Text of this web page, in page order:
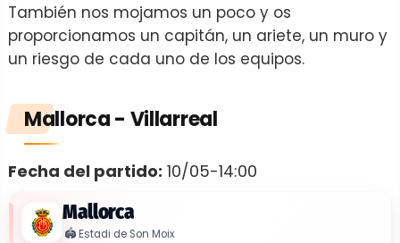
También nos mojamos un poco y os
proporcionamos un capitán, un ariete, un muro y
un riesgo de cada uno de los equipos.
Mallorca - Villarreal
Fecha del partido: 10/05-14:00
Mallorca
🏟️Estadi de Son Moix